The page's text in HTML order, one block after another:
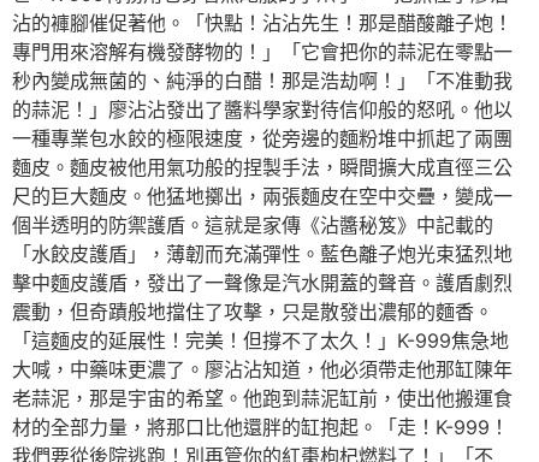
沾的褲腳催促著他。「快點！沾沾先生！那是醋酸離子炮！
專門用來溶解有機發酵物的！」「它會把你的蒜泥在零點一
秒內變成無菌的、純淨的白醋！那是浩劫啊！」「不准動我
的蒜泥！」廖沾沾發出了醬料學家對待信仰般的怒吼。他以
一種專業包水餃的極限速度，從旁邊的麵粉堆中抓起了兩團
麵皮。麵皮被他用氣功般的捏製手法，瞬間擴大成直徑三公
尺的巨大麵皮。他猛地擲出，兩張麵皮在空中交疊，變成一
個半透明的防禦護盾。這就是家傳《沾醬秘笈》中記載的
「水餃皮護盾」，薄韌而充滿彈性。藍色離子炮光束猛烈地
擊中麵皮護盾，發出了一聲像是汽水開蓋的聲音。護盾劇烈
震動，但奇蹟般地擋住了攻擊，只是散發出濃郁的麵香。
「這麵皮的延展性！完美！但撐不了太久！」K-999焦急地
大喊，中藥味更濃了。廖沾沾知道，他必須帶走他那缸陳年
老蒜泥，那是宇宙的希望。他跑到蒜泥缸前，使出他搬運食
材的全部力量，將那口比他還胖的缸抱起。「走！K-999！
我們要從後院逃跑！別再管你的紅棗枸杞燃料了！」「不